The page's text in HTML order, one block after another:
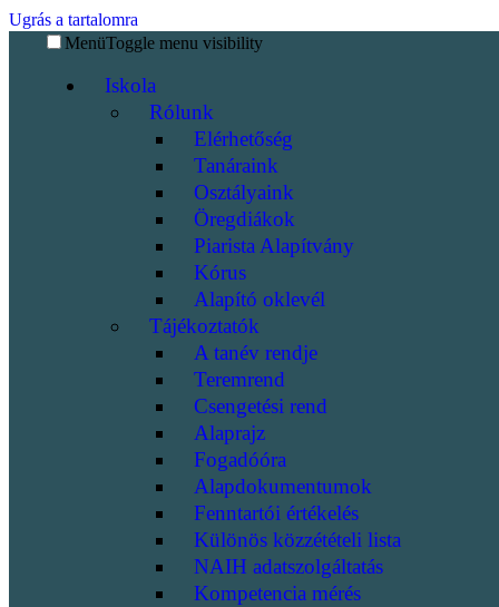
Ugrás a tartalomra
MenüToggle menu visibility
Iskola
Rólunk
Elérhetőség
Tanáraink
Osztályaink
Öregdiákok
Piarista Alapítvány
Kórus
Alapító oklevél
Tájékoztatók
A tanév rendje
Teremrend
Csengetési rend
Alaprajz
Fogadóóra
Alapdokumentumok
Fenntartói értékelés
Különös közzétételi lista
NAIH adatszolgáltatás
Kompetencia mérés